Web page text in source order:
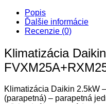
Popis
Ďalšie informácie
Recenzie (0)
Klimatizácia
Klimatizácia Daikin 2.5kW
(parapetná) – parapetná